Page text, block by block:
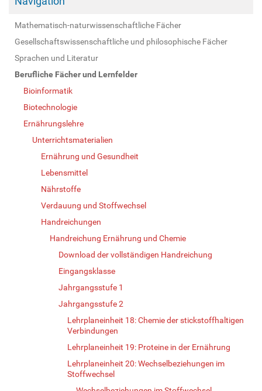
Mathematisch-naturwissenschaftliche Fächer
Gesellschaftswissenschaftliche und philosophische Fächer
Sprachen und Literatur
Berufliche Fächer und Lernfelder
Bioinformatik
Biotechnologie
Ernährungslehre
Unterrichtsmaterialien
Ernährung und Gesundheit
Lebensmittel
Nährstoffe
Verdauung und Stoffwechsel
Handreichungen
Handreichung Ernährung und Chemie
Download der vollständigen Handreichung
Eingangsklasse
Jahrgangsstufe 1
Jahrgangsstufe 2
Lehrplaneinheit 18: Chemie der stickstoffhaltigen
Verbindungen
Lehrplaneinheit 19: Proteine in der Ernährung
Lehrplaneinheit 20: Wechselbeziehungen im
Stoffwechsel